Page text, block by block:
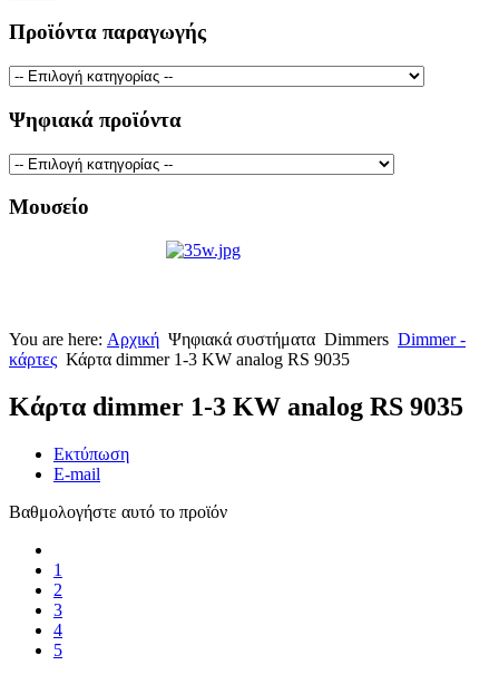
Προϊόντα παραγωγής
Ψηφιακά προϊόντα
Μουσείο
You are here: Αρχική Ψηφιακά συστήματα Dimmers Dimmer -
κάρτες Κάρτα dimmer 1-3 KW analog RS 9035
Κάρτα dimmer 1-3 KW analog RS 9035
Εκτύπωση
E-mail
Βαθμολογήστε αυτό το προϊόν
1
2
3
4
5